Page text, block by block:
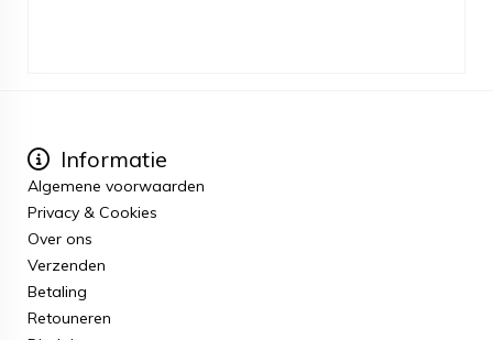
Informatie
Algemene voorwaarden
Privacy & Cookies
Over ons
Verzenden
Betaling
Retouneren